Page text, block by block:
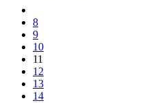
8
9
10
11
12
13
14